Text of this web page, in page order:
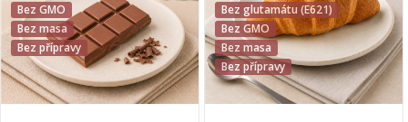
Bez GMO
Bez masa
Bez přípravy
Bez glutamátu (E621)
Bez GMO
Bez masa
Bez přípravy